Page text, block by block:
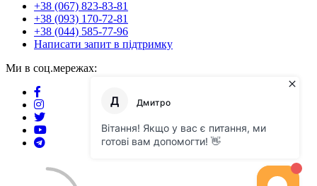
+38 (067) 823-83-81
+38 (093) 170-72-81
+38 (044) 585-77-96
Написати запит в підтримку
Ми в соц.мережах: